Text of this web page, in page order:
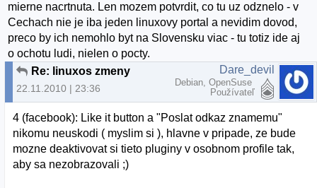
mierne nacrtnuta. Len mozem potvrdit, co tu uz odznelo - v
Cechach nie je iba jeden linuxovy portal a nevidim dovod,
preco by ich nemohlo byt na Slovensku viac - tu totiz ide aj
o ochotu ludi, nielen o pocty.
Re: linuxos zmeny
22.11.2010 | 23:36
Dare_devil
Debian, OpenSuse
Používateľ
4 (facebook): Like it button a "Poslat odkaz znamemu"
nikomu neuskodi ( myslim si ), hlavne v pripade, ze bude
mozne deaktivovat si tieto pluginy v osobnom profile tak,
aby sa nezobrazovali ;)